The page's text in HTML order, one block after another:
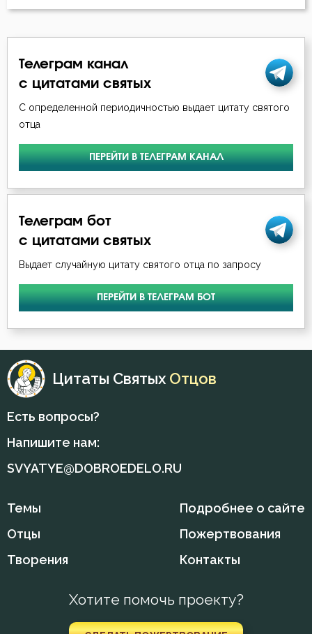
Любомудрие
Молитва
Отчаяние
Подвиг
Причастие
Раскаяние
Самомнение
Смертная память
Смирение
Смысл жизни
Совершенство
Созерцание
Спасение
Справедливость
Страдание
Иоанн Лествичник
Исаак Сирин Ниневийский
Исидор Пелусиот
Лев Оптинский (Наголкин)
Макарий Великий
Максим Исповедник
Никита Стифат
Никодим Святогорец
Симеон Новый Богослов
Телеграм канал
с цитатами святых
С определенной периодичностью выдает цитату святого
отца
ПЕРЕЙТИ В ТЕЛЕГРАМ КАНАЛ
Телеграм бот
с цитатами святых
Выдает случайную цитату святого отца по запросу
ПЕРЕЙТИ В ТЕЛЕГРАМ БОТ
Цитаты Святых Отцов
Есть вопросы?
Напишите нам:
SVYATYE@DOBROEDELO.RU
Темы
Отцы
Творения
Подробнее о сайте
Пожертвования
Контакты
Хотите помочь проекту?